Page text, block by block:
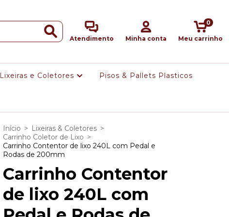
Atendimento Minha conta Meu carrinho
0
Lixeiras e Coletores Pisos & Pallets Plasticos
Início > Lixeiras & Coletores >
Carrinho Coletor de Lixo >
Carrinho Contentor de lixo 240L com Pedal e
Rodas de 200mm
Carrinho Contentor
de lixo 240L com